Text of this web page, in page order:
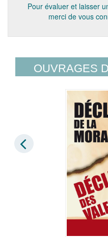
Pour évaluer et laisser
merci de vous
OUVRAGES